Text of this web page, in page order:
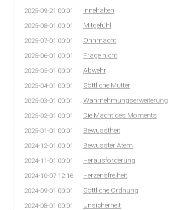
2025-09-21 00:01 Innehalten
2025-08-01 00:01 Mitgefühl
2025-07-01 00:01 Ohnmacht
2025-06-01 00:01 Frage nicht
2025-05-01 00:01 Abwehr
2025-04-01 00:01 Göttliche Mutter
2025-03-01 00:01 Wahrnehmungserweiterung
2025-02-01 00:01 Die Macht des Moments
2025-01-01 00:01 Bewusstheit
2024-12-01 00:01 Bewusster Atem
2024-11-01 00:01 Herausforderung
2024-10-07 12:16 Herzensfreiheit
2024-09-01 00:01 Göttliche Ordnung
2024-08-01 00:01 Unsicherheit